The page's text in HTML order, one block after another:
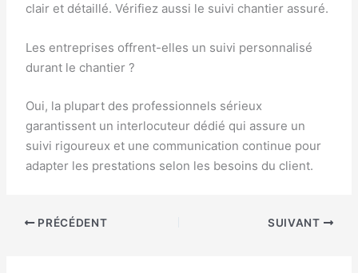
clair et détaillé. Vérifiez aussi le suivi chantier assuré.
Les entreprises offrent-elles un suivi personnalisé
durant le chantier ?
Oui, la plupart des professionnels sérieux
garantissent un interlocuteur dédié qui assure un
suivi rigoureux et une communication continue pour
adapter les prestations selon les besoins du client.
PRÉCÉDENT SUIVANT